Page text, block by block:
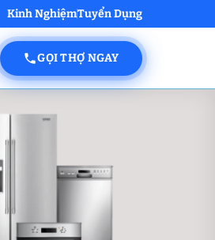
Kinh NghiệmTuyển Dụng
GỌI THỢ NGAY